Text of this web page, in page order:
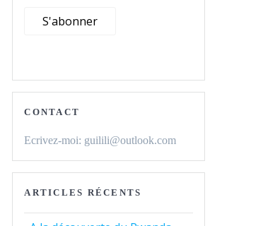
CONTACT
Ecrivez-moi: guilili@outlook.com
ARTICLES RÉCENTS